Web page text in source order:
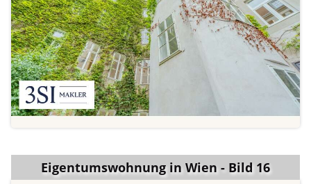
Eigentumswohnung in Wien - Bild 16